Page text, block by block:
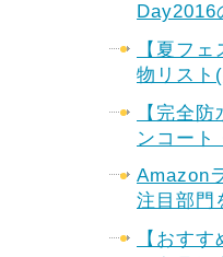
Day2016
【夏フ
物リスト
【完全
ンコート
Amazon
注目部門
【おす